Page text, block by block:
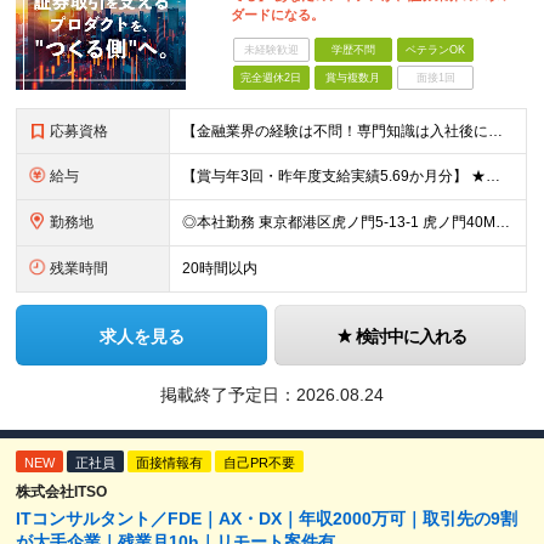
ダードになる。
未経験歓迎 学歴不問 ベテランOK
完全週休2日 賞与複数月 面接1回
応募資格 【金融業界の経験は不問！専門知識は入社後に学べます】 ◎学歴不問 ◎システム開発の実務経験をお持ちの方 └3年以上・Java、C#いずれかの使用経験をお持ちの方を想定しております 【以下のような方は
給与 【賞与年3回・昨年度支給実績5.69か月分】 ★想定年収500万円～ ★前職給与考慮あり 月給27万円～59万円 +残業代全額支給(1分単位、監督職以下) +人事評価による賞与年2回（4月/10月）
勤務地 ◎本社勤務 東京都港区虎ノ門5-13-1 虎ノ門40MTビル 8F ※原則として、転居を伴う転勤はありません ※(変更の範囲)上記を除く当社関連勤務地
残業時間 20時間以内
求人を見る 検討中に入れる
掲載終了予定日： 2026.08.24
NEW 正社員 面接情報有 自己PR不要
株式会社ITSO
ITコンサルタント／FDE｜AX・DX｜年収2000万可｜取引先の9割